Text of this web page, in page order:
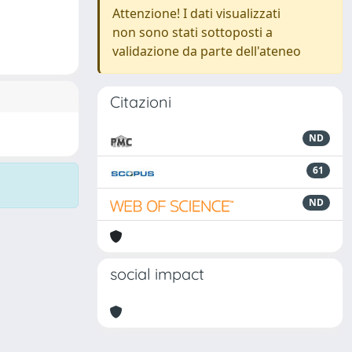
Attenzione! I dati visualizzati
non sono stati sottoposti a
validazione da parte dell'ateneo
Citazioni
ND
61
ND
social impact